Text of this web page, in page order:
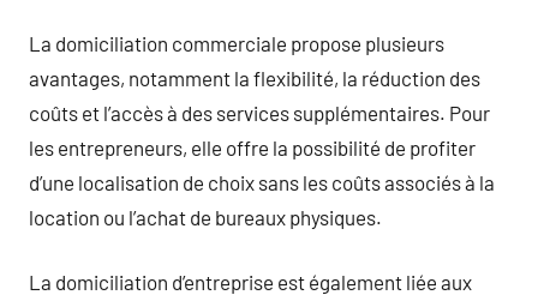
La domiciliation commerciale propose plusieurs
avantages, notamment la flexibilité, la réduction des
coûts et l’accès à des services supplémentaires. Pour
les entrepreneurs, elle offre la possibilité de profiter
d’une localisation de choix sans les coûts associés à la
location ou l’achat de bureaux physiques.
La domiciliation d’entreprise est également liée aux